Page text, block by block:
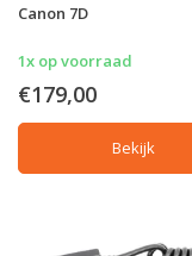
Canon 7D
1x op voorraad
€179,00
Bekijk